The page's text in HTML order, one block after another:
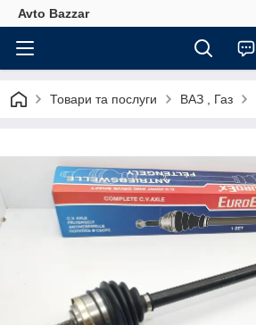
Avto Bazzar
Товари та послуги ВАЗ , Газ